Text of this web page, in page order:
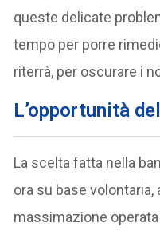
queste delicate
tempo per porre
riterrà, per oscurare i
L’opportunità
La scelta fatta nella
ora su base volontaria,
massimazione